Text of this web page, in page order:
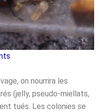
on nourrira les
(jelly, pseudo-miellats,
tués. Les colonies se